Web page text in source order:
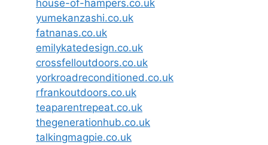
house-of-hampers.co.uk
yumekanzashi.co.uk
fatnanas.co.uk
emilykatedesign.co.uk
crossfelloutdoors.co.uk
yorkroadreconditioned.co.uk
rfrankoutdoors.co.uk
teaparentrepeat.co.uk
thegenerationhub.co.uk
talkingmagpie.co.uk